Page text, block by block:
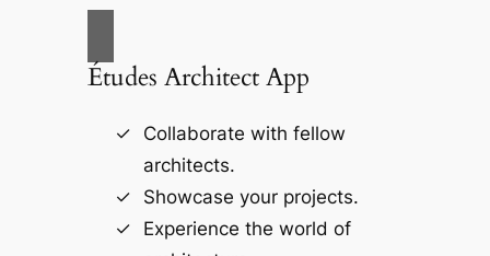
Études Architect App
Collaborate with fellow
architects.
Showcase your projects.
Experience the world of